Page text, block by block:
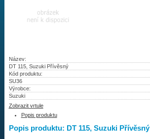
Najít vrtuli
Vrtule
Kontakty
Aktuality
Název:
DT 115, Suzuki Přívěsný
Kód produktu:
SU36
Výrobce:
Suzuki
Zobrazit vrtule
Popis produktu
Popis produktu: DT 115, Suzuki Přívěsný